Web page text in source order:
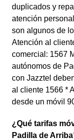
duplicados y
atención
son algunos de
Atención al
comercial: 1567
autónomos de
con Jazztel
al cliente 1566 *
desde un móvil
¿Qué tarifas
Padilla de